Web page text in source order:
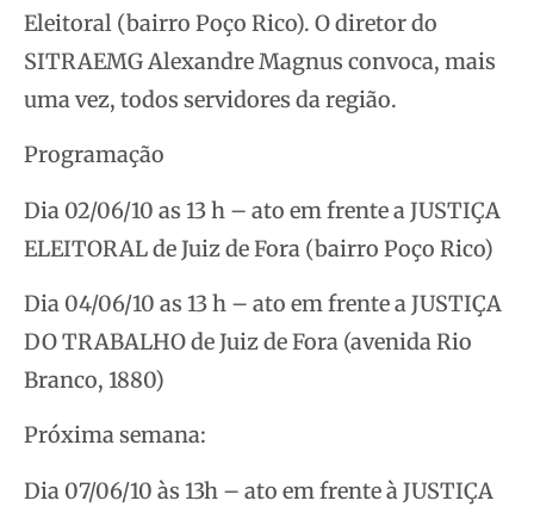
Eleitoral (bairro Poço Rico). O diretor do
SITRAEMG Alexandre Magnus convoca, mais
uma vez, todos servidores da região.
Programação
Dia 02/06/10 as 13 h – ato em frente a JUSTIÇA
ELEITORAL de Juiz de Fora (bairro Poço Rico)
Dia 04/06/10 as 13 h – ato em frente a JUSTIÇA
DO TRABALHO de Juiz de Fora (avenida Rio
Branco, 1880)
Próxima semana:
Dia 07/06/10 às 13h – ato em frente à JUSTIÇA